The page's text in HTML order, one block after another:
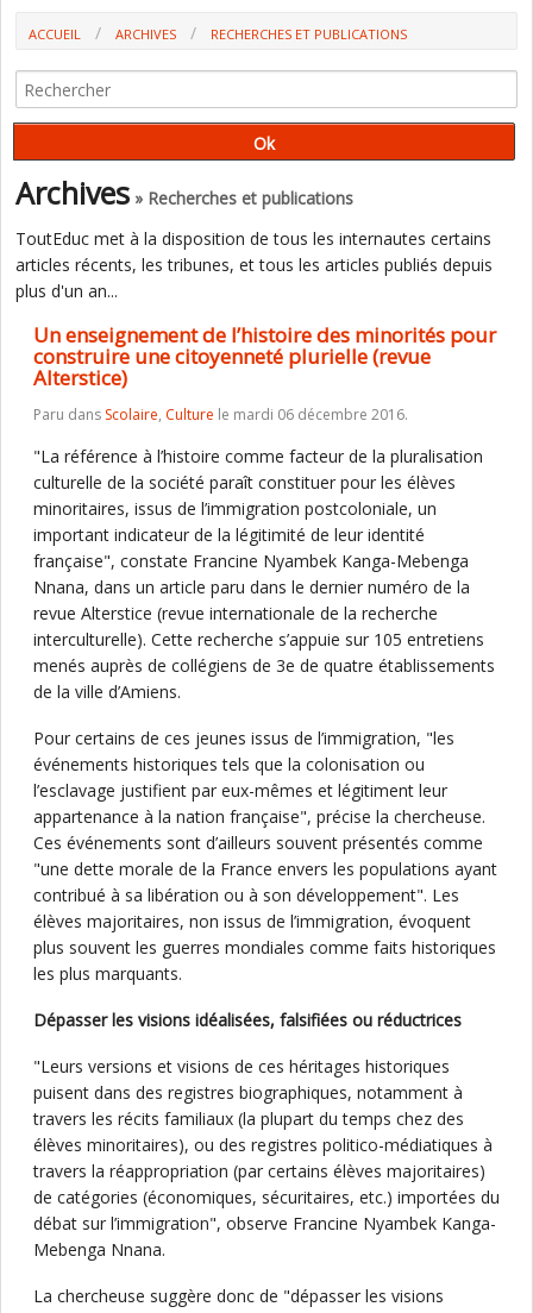
ACCUEIL ARCHIVES
RECHERCHES ET PUBLICATIONS
UNE CITOYENNETÉ PLURIELLE (REVUE ALTERSTICE)
Archives » Recherches et publications
ToutEduc met à la disposition de tous les internautes certains
articles récents, les tribunes, et tous les articles publiés depuis
plus d'un an...
Un enseignement de l’histoire des minorités pour
construire une citoyenneté plurielle (revue
Alterstice)
Paru dans Scolaire, Culture le mardi 06 décembre 2016.
"La référence à l’histoire comme facteur de la pluralisation
culturelle de la société paraît constituer pour les élèves
minoritaires, issus de l’immigration postcoloniale, un
important indicateur de la légitimité de leur identité
française", constate Francine Nyambek Kanga-Mebenga
Nnana, dans un article paru dans le dernier numéro de la
revue Alterstice (revue internationale de la recherche
interculturelle). Cette recherche s’appuie sur 105 entretiens
menés auprès de collégiens de 3e de quatre établissements
de la ville d’Amiens.
Pour certains de ces jeunes issus de l’immigration, "les
événements historiques tels que la colonisation ou
l’esclavage justifient par eux-mêmes et légitiment leur
appartenance à la nation française", précise la chercheuse.
Ces événements sont d’ailleurs souvent présentés comme
"une dette morale de la France envers les populations ayant
contribué à sa libération ou à son développement". Les
élèves majoritaires, non issus de l’immigration, évoquent
plus souvent les guerres mondiales comme faits historiques
les plus marquants.
Dépasser les visions idéalisées, falsifiées ou réductrices
"Leurs versions et visions de ces héritages historiques
puisent dans des registres biographiques, notamment à
travers les récits familiaux (la plupart du temps chez des
élèves minoritaires), ou des registres politico-médiatiques à
travers la réappropriation (par certains élèves majoritaires)
de catégories (économiques, sécuritaires, etc.) importées du
débat sur l’immigration", observe Francine Nyambek Kanga-
Mebenga Nnana.
La chercheuse suggère donc de "dépasser les visions